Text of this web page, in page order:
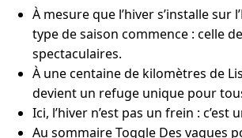
À mesure que l’hiver s’installe
type de saison commence : celle
spectaculaires.
À une centaine de kilomètres de
devient un refuge unique pour
Ici, l’hiver n’est pas un frein : c’est
Au sommaire Toggle Des vagues